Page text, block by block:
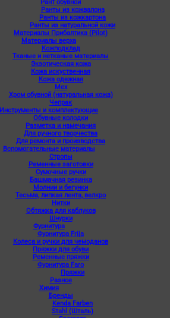
Рант обувной
Ранты из кожвалона
Ранты из кожкартона
Ранты из натуральной кожи
Материалы Прибалтика (Pilot)
Материалы верха
Кожподклад
Тканые и нетканые материалы
Экзотическая кожа
Кожа искуственная
Кожа одежная
Мех
Хром обувной (натуральная кожа)
Чепрак
Инструменты и комплектующие
Обувные колодки
Разметка и намечания
Для ручного творчества
Для ремонта и производства
Вспомогательные материалы
Стропы
Ременные заготовки
Сумочные ручки
Башмачная резинка
Молнии и бегунки
Тесьма, липкая лента, велкро
Нитки
Обтяжка для каблуков
Шнурки
Фурнитура
Фурнитура Frija
Колеса и ручки для чемоданов
Пряжки для обуви
Ременные пряжки
Фурнитура Faro
Пряжки
Разное
Химия
Бренды
Kenda Farben
Stahl (Шталь)